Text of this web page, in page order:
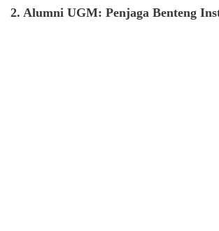
2. Alumni UGM: Penjaga Benteng